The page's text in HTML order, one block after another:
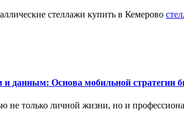
стеллажи купить в Кемерово
данным: Основа мобильной стратегии
не только личной жизни, но и